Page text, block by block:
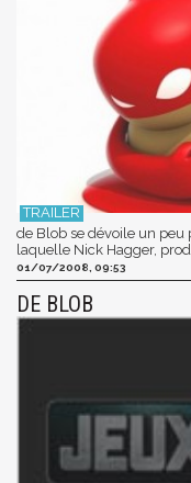
de Blob se dévoile un peu
laquelle Nick Hagger,
01/07/2008, 09:53
DE BLOB